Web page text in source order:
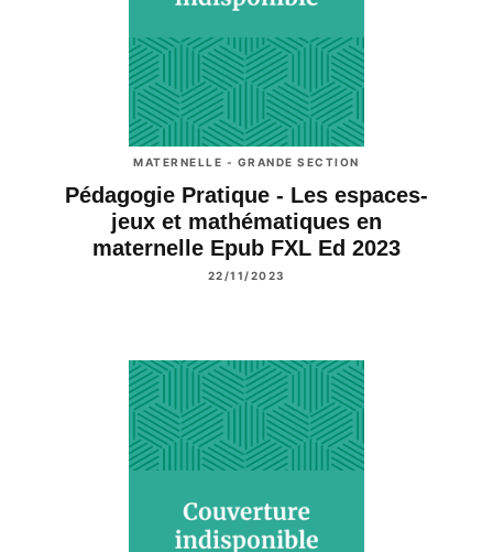
MATERNELLE - GRANDE SECTION
Pédagogie Pratique - Les espaces-
jeux et mathématiques en
maternelle Epub FXL Ed 2023
22/11/2023